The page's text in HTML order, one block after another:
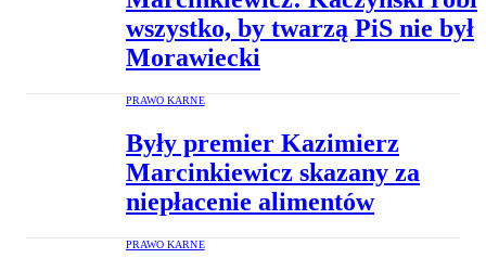
wszystko, by twarzą PiS nie był
Morawiecki
PRAWO KARNE
Były premier Kazimierz
Marcinkiewicz skazany za
niepłacenie alimentów
PRAWO KARNE